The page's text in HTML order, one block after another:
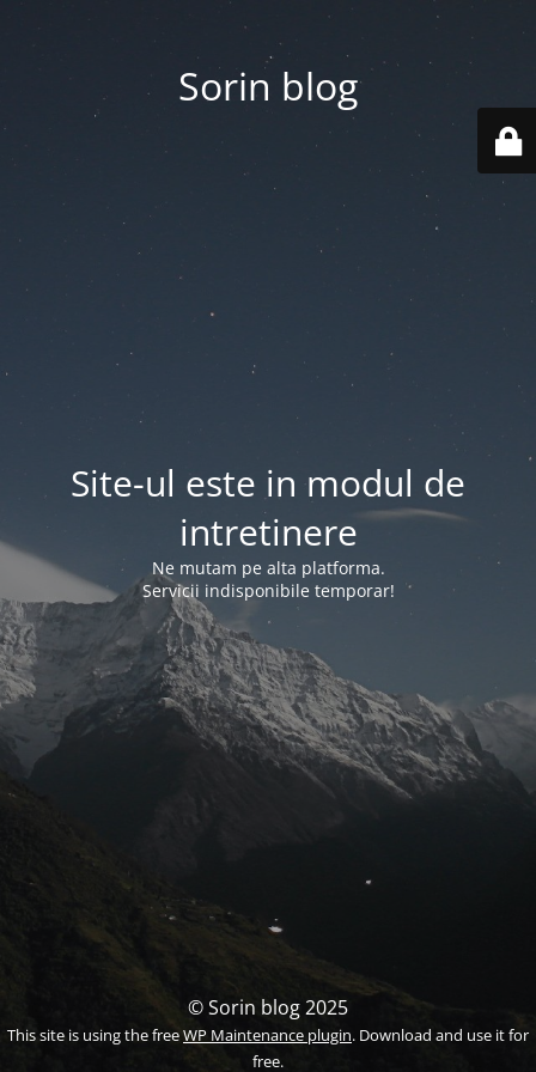
Sorin blog
Site-ul este in modul de
intretinere
Ne mutam pe alta platforma.
Servicii indisponibile temporar!
© Sorin blog 2025
This site is using the freeWP Maintenance plugin. Download and use it for
free.